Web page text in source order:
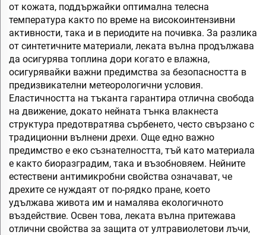
от кожата, поддържайки оптимална телесна
температура както по време на високоинтензивни
активности, така и в периодите на почивка. За разлика
от синтетичните материали, леката вълна продължава
да осигурява топлина дори когато е влажна,
осигурявайки важни предимства за безопасността в
предизвикателни метеорологични условия.
Еластичността на тъканта гарантира отлична свобода
на движение, докато нейната тънка влакнеста
структура предотвратява сърбенето, често свързано с
традиционни вълнени дрехи. Още едно важно
предимство е еко съзнателността, тъй като материала
е както биоразградим, така и възобновяем. Нейните
естествени антимикробни свойства означават, че
дрехите се нуждаят от по-рядко пране, което
удължава живота им и намалява екологичното
въздействие. Освен това, леката вълна притежава
отлични свойства за защита от ултравиолетови лъчи,